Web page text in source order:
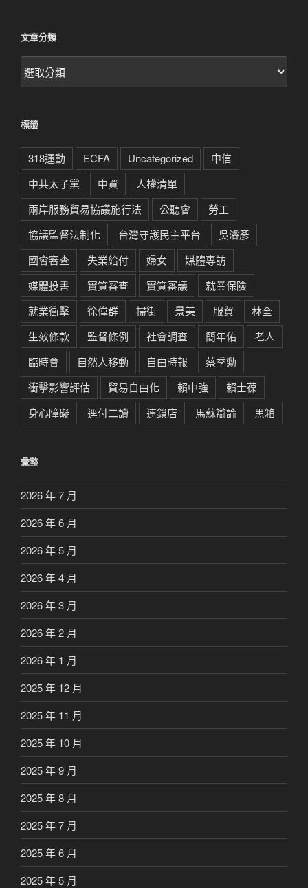
文章分類
文
章
標籤
318運動 ECFA Uncategorized
中信
中共太子黨
中資
人權清單
兩岸服務貿易協議施行法
公聽會
勞工
協議監督法制化
台灣守護民主平台
吳濬彥
國會審查
失業給付 婦女
媒體專訪
媒體投書
實質審查 實質審議
就業保險
就業衝擊
徐偉群 掃街 景美 服貿
林全
生效條款
監督條例 社會調查 簡年佑
老人
臨時會
自然人移動 自由時報
蔡季勳
衝擊影響評估
貿易自由化 賴中強
賴士葆
身心障礙
逕付二讀 連鎖店 馬蘇辯論 黑箱
彙整
2026 年 7 月
2026 年 6 月
2026 年 5 月
2026 年 4 月
2026 年 3 月
2026 年 2 月
2026 年 1 月
2025 年 12 月
2025 年 11 月
2025 年 10 月
2025 年 9 月
2025 年 8 月
2025 年 7 月
2025 年 6 月
2025 年 5 月